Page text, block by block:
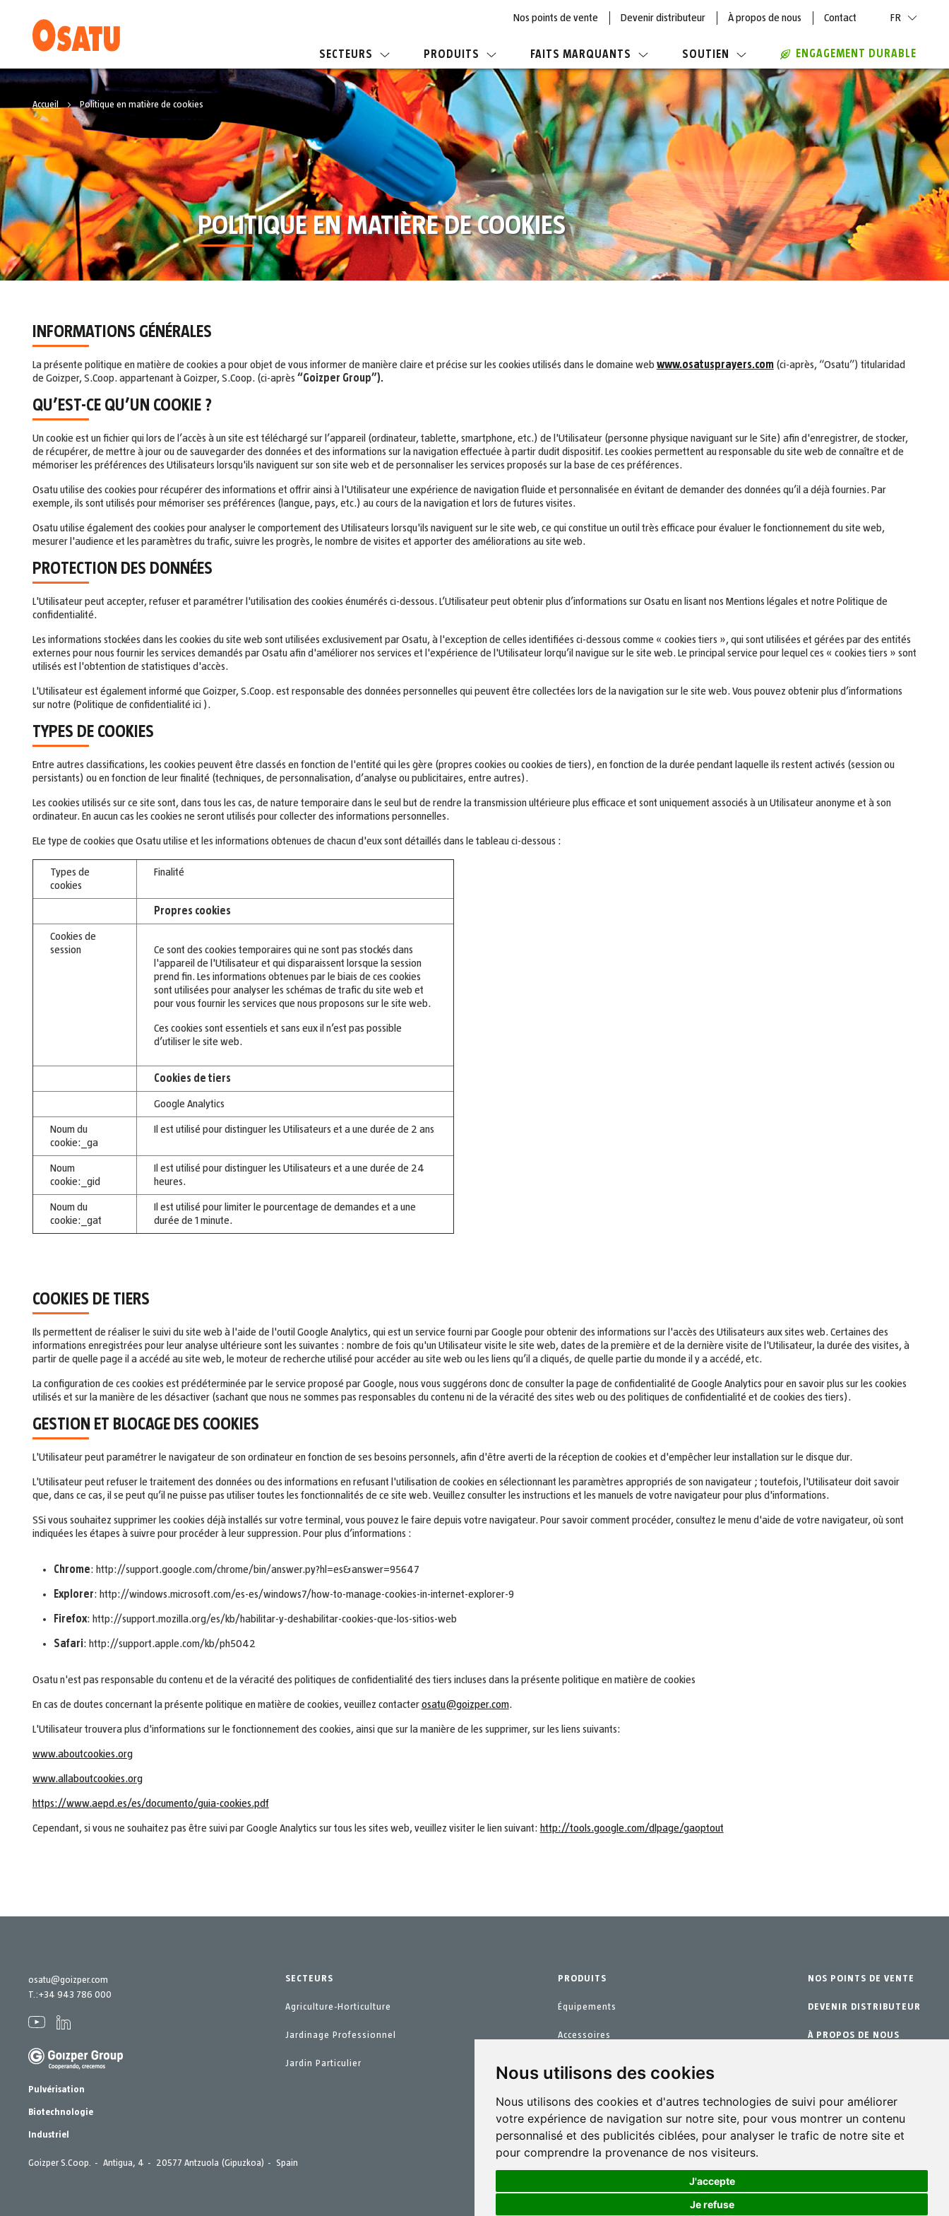
Nous utilisons des cookies
Nous utilisons des cookies et d'autres technologies de suivi pour améliorer
votre expérience de navigation sur notre site, pour vous montrer un contenu
personnalisé et des publicités ciblées, pour analyser le trafic de notre site et
pour comprendre la provenance de nos visiteurs.
J'accepte
Je refuse
Nos points de vente Devenir distributeur À propos de nous Contact FR
SECTEURS PRODUITS FAITS MARQUANTS SOUTIEN ENGAGEMENT DURABLE
Accueil Politique en matière de cookies
POLITIQUE EN MATIÈRE DE COOKIES
INFORMATIONS GÉNÉRALES
La présente politique en matière de cookies a pour objet de vous informer de manière claire et précise sur les cookies utilisés dans le domaine web www.osatusprayers.com(ci-après, “Osatu”) titularidad
de Goizper, S.Coop. appartenant à Goizper, S.Coop. (ci-après “Goizper Group”).
QU’EST-CE QU’UN COOKIE ?
Un cookie est un fichier qui lors de l’accès à un site est téléchargé sur l’appareil (ordinateur, tablette, smartphone, etc.) de l'Utilisateur (personne physique naviguant sur le Site) afin d'enregistrer, de stocker,
de récupérer, de mettre à jour ou de sauvegarder des données et des informations sur la navigation effectuée à partir dudit dispositif. Les cookies permettent au responsable du site web de connaître et de
mémoriser les préférences des Utilisateurs lorsqu'ils naviguent sur son site web et de personnaliser les services proposés sur la base de ces préférences.
Osatu utilise des cookies pour récupérer des informations et offrir ainsi à l'Utilisateur une expérience de navigation fluide et personnalisée en évitant de demander des données qu’il a déjà fournies. Par
exemple, ils sont utilisés pour mémoriser ses préférences (langue, pays, etc.) au cours de la navigation et lors de futures visites.
Osatu utilise également des cookies pour analyser le comportement des Utilisateurs lorsqu'ils naviguent sur le site web, ce qui constitue un outil très efficace pour évaluer le fonctionnement du site web,
mesurer l'audience et les paramètres du trafic, suivre les progrès, le nombre de visites et apporter des améliorations au site web.
PROTECTION DES DONNÉES
L'Utilisateur peut accepter, refuser et paramétrer l'utilisation des cookies énumérés ci-dessous. L’Utilisateur peut obtenir plus d’informations sur Osatu en lisant nos Mentions légales et notre Politique de
confidentialité.
Les informations stockées dans les cookies du site web sont utilisées exclusivement par Osatu, à l'exception de celles identifiées ci-dessous comme « cookies tiers », qui sont utilisées et gérées par des entités
externes pour nous fournir les services demandés par Osatu afin d'améliorer nos services et l'expérience de l'Utilisateur lorqu’il navigue sur le site web. Le principal service pour lequel ces « cookies tiers » sont
utilisés est l'obtention de statistiques d'accès.
L'Utilisateur est également informé que Goizper, S.Coop. est responsable des données personnelles qui peuvent être collectées lors de la navigation sur le site web. Vous pouvez obtenir plus d’informations
sur notre (Politique de confidentialité ici ).
TYPES DE COOKIES
Entre autres classifications, les cookies peuvent être classés en fonction de l'entité qui les gère (propres cookies ou cookies de tiers), en fonction de la durée pendant laquelle ils restent activés (session ou
persistants) ou en fonction de leur finalité (techniques, de personnalisation, d’analyse ou publicitaires, entre autres).
Les cookies utilisés sur ce site sont, dans tous les cas, de nature temporaire dans le seul but de rendre la transmission ultérieure plus efficace et sont uniquement associés à un Utilisateur anonyme et à son
ordinateur. En aucun cas les cookies ne seront utilisés pour collecter des informations personnelles.
ELe type de cookies que Osatu utilise et les informations obtenues de chacun d'eux sont détaillés dans le tableau ci-dessous :
Types de
cookies
Finalité
Propres cookies
Cookies de
session
Ce sont des cookies temporaires qui ne sont pas stockés dans
l'appareil de l'Utilisateur et qui disparaissent lorsque la session
prend fin. Les informations obtenues par le biais de ces cookies
sont utilisées pour analyser les schémas de trafic du site web et
pour vous fournir les services que nous proposons sur le site web.
Ces cookies sont essentiels et sans eux il n’est pas possible
d’utiliser le site web.
Cookies de tiers
Google Analytics
Noum du
cookie:_ga
Il est utilisé pour distinguer les Utilisateurs et a une durée de 2 ans
Noum
cookie:_gid
Il est utilisé pour distinguer les Utilisateurs et a une durée de 24
heures.
Noum du
cookie:_gat
Il est utilisé pour limiter le pourcentage de demandes et a une
durée de 1 minute.
COOKIES DE TIERS
Ils permettent de réaliser le suivi du site web à l'aide de l'outil Google Analytics, qui est un service fourni par Google pour obtenir des informations sur l'accès des Utilisateurs aux sites web. Certaines des
informations enregistrées pour leur analyse ultérieure sont les suivantes : nombre de fois qu'un Utilisateur visite le site web, dates de la première et de la dernière visite de l'Utilisateur, la durée des visites, à
partir de quelle page il a accédé au site web, le moteur de recherche utilisé pour accéder au site web ou les liens qu’il a cliqués, de quelle partie du monde il y a accédé, etc.
La configuration de ces cookies est prédéterminée par le service proposé par Google, nous vous suggérons donc de consulter la page de confidentialité de Google Analytics pour en savoir plus sur les cookies
utilisés et sur la manière de les désactiver (sachant que nous ne sommes pas responsables du contenu ni de la véracité des sites web ou des politiques de confidentialité et de cookies des tiers).
GESTION ET BLOCAGE DES COOKIES
L'Utilisateur peut paramétrer le navigateur de son ordinateur en fonction de ses besoins personnels, afin d'être averti de la réception de cookies et d'empêcher leur installation sur le disque dur.
L'Utilisateur peut refuser le traitement des données ou des informations en refusant l'utilisation de cookies en sélectionnant les paramètres appropriés de son navigateur ; toutefois, l'Utilisateur doit savoir
que, dans ce cas, il se peut qu’il ne puisse pas utiliser toutes les fonctionnalités de ce site web. Veuillez consulter les instructions et les manuels de votre navigateur pour plus d'informations.
SSi vous souhaitez supprimer les cookies déjà installés sur votre terminal, vous pouvez le faire depuis votre navigateur. Pour savoir comment procéder, consultez le menu d'aide de votre navigateur, où sont
indiquées les étapes à suivre pour procéder à leur suppression. Pour plus d’informations :
Chrome: http://support.google.com/chrome/bin/answer.py?hl=es&answer=95647
Explorer: http://windows.microsoft.com/es-es/windows7/how-to-manage-cookies-in-internet-explorer-9
Firefox: http://support.mozilla.org/es/kb/habilitar-y-deshabilitar-cookies-que-los-sitios-web
Safari: http://support.apple.com/kb/ph5042
Osatu n'est pas responsable du contenu et de la véracité des politiques de confidentialité des tiers incluses dans la présente politique en matière de cookies
En cas de doutes concernant la présente politique en matière de cookies, veuillez contacterosatu@goizper.com.
L'Utilisateur trouvera plus d'informations sur le fonctionnement des cookies, ainsi que sur la manière de les supprimer, sur les liens suivants:
www.aboutcookies.org
www.allaboutcookies.org
https://www.aepd.es/es/documento/guia-cookies.pdf
Cependant, si vous ne souhaitez pas être suivi par Google Analytics sur tous les sites web, veuillez visiter le lien suivant: http://tools.google.com/dlpage/gaoptout
osatu@goizper.com
T.:+34 943 786 000
Pulvérisation
Biotechnologie
Industriel
SECTEURS
Agriculture-Horticulture
Jardinage Professionnel
Jardin Particulier
PRODUITS
Équipements
Accessoires
NOS POINTS DE VENTE
DEVENIR DISTRIBUTEUR
À PROPOS DE NOUS
Goizper S.Coop. Antigua, 4 20577 Antzuola (Gipuzkoa) Spain